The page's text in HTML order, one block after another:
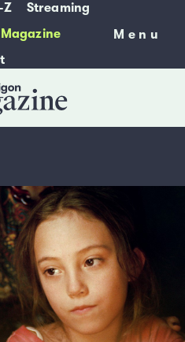
Z
Streaming
Magazine
Menu
Menu